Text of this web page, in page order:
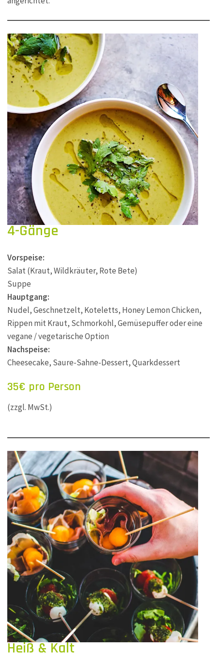
4-Gänge
Vorspeise:
Salat (Kraut, Wildkräuter, Rote Bete)
Suppe
Hauptgang:
Nudel, Geschnetzelt, Koteletts, Honey Lemon Chicken,
Rippen mit Kraut, Schmorkohl, Gemüsepuffer oder eine
vegane / vegetarische Option
Nachspeise:
Cheesecake, Saure-Sahne-Dessert, Quarkdessert
35€ pro Person
(zzgl. MwSt.)
Heiß & Kalt